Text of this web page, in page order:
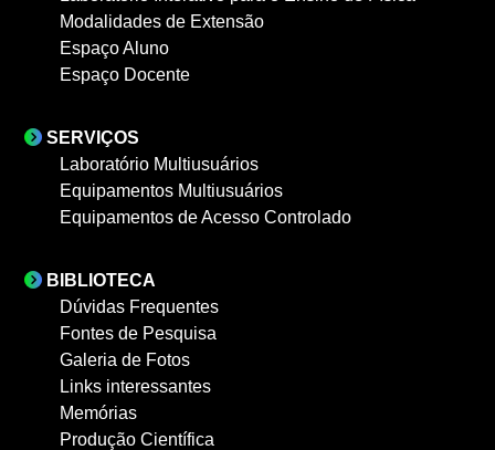
Modalidades de Extensão
Espaço Aluno
Espaço Docente
SERVIÇOS
Laboratório Multiusuários
Equipamentos Multiusuários
Equipamentos de Acesso Controlado
BIBLIOTECA
Dúvidas Frequentes
Fontes de Pesquisa
Galeria de Fotos
Links interessantes
Memórias
Produção Científica